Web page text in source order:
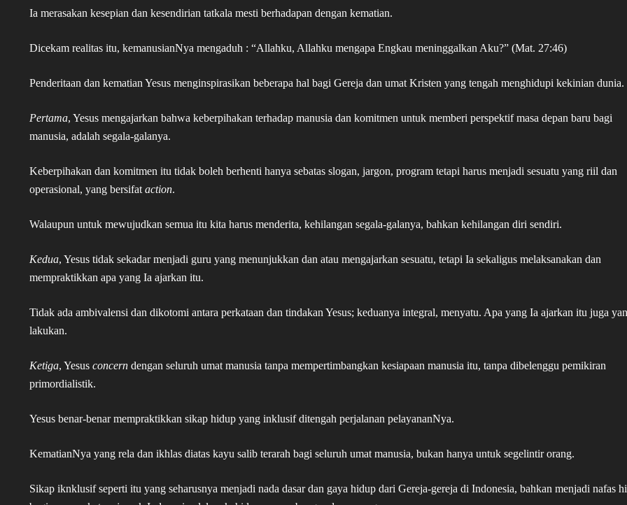
Ia merasakan kesepian dan kesendirian tatkala mesti berhadapan dengan kematian.
Dicekam realitas itu, kemanusianNya mengaduh : “Allahku, Allahku mengapa Engkau meninggalkan Aku?” (Mat. 27:46)
Penderitaan dan kematian Yesus menginspirasikan beberapa hal bagi Gereja dan umat Kristen yang tengah menghidupi kekinian dunia.
Pertama, Yesus mengajarkan bahwa keberpihakan terhadap manusia dan komitmen untuk memberi perspektif masa depan baru bagi
manusia, adalah segala-galanya.
Keberpihakan dan komitmen itu tidak boleh berhenti hanya sebatas slogan, jargon, program tetapi harus menjadi sesuatu yang riil dan
operasional, yang bersifat action.
Walaupun untuk mewujudkan semua itu kita harus menderita, kehilangan segala-galanya, bahkan kehilangan diri sendiri.
Kedua, Yesus tidak sekadar menjadi guru yang menunjukkan dan atau mengajarkan sesuatu, tetapi Ia sekaligus melaksanakan dan
mempraktikkan apa yang Ia ajarkan itu.
Tidak ada ambivalensi dan dikotomi antara perkataan dan tindakan Yesus; keduanya integral, menyatu. Apa yang Ia ajarkan itu juga
lakukan.
Ketiga, Yesus concern dengan seluruh umat manusia tanpa mempertimbangkan kesiapaan manusia itu, tanpa dibelenggu pemikiran
primordialistik.
Yesus benar-benar mempraktikkan sikap hidup yang inklusif ditengah perjalanan pelayananNya.
KematianNya yang rela dan ikhlas diatas kayu salib terarah bagi seluruh umat manusia, bukan hanya untuk segelintir orang.
Sikap iknklusif seperti itu yang seharusnya menjadi nada dasar dan gaya hidup dari Gereja-gereja di Indonesia, bahkan menjadi nafas